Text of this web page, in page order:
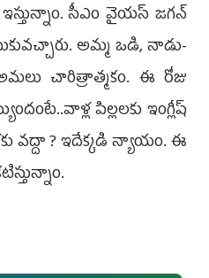
ఇస్తున్నాం. సీఎం వైయస్‌ జగన్‌
అమ్మ ఒడి, నాడు-
చారిత్రాత్మకం. ఈ రోజు
పిల్లలకు ఇంగ్లీష్‌
వద్దా ? ఇదేక్కడి న్యాయం. ఈ